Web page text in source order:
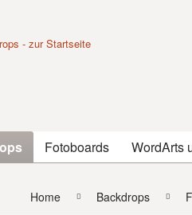
Fotoboards WordArts
Home Backdrops